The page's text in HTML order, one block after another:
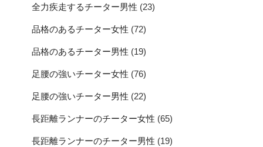
全力疾走するチーター男性 (23)
品格のあるチーター女性 (72)
品格のあるチーター男性 (19)
足腰の強いチーター女性 (76)
足腰の強いチーター男性 (22)
長距離ランナーのチーター女性 (65)
長距離ランナーのチーター男性 (19)